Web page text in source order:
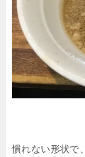
慣れない形状で